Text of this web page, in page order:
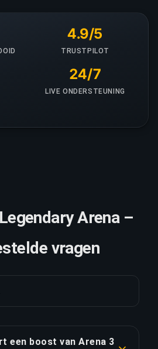
4.9/5
TRUSTPILOT
24/7
LIVE ONDERSTEUNING
Arena –
vragen
een boost van Arena 3